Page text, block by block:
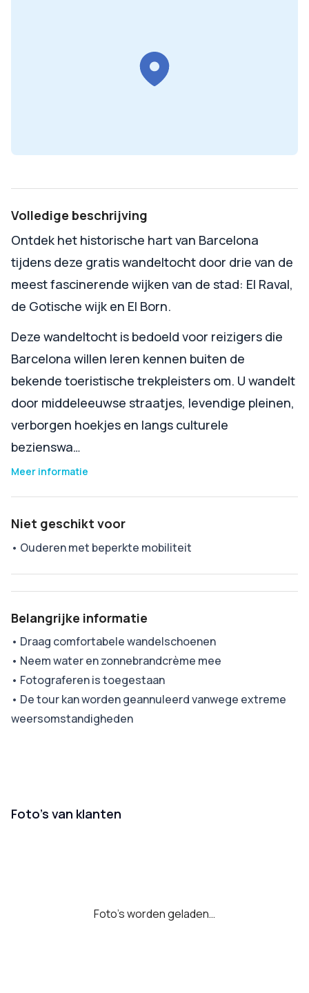
Volledige beschrijving
Ontdek het historische hart van Barcelona
tijdens deze gratis wandeltocht door drie van de
meest fascinerende wijken van de stad: El Raval,
de Gotische wijk en El Born.
Deze wandeltocht is bedoeld voor reizigers die
Barcelona willen leren kennen buiten de
bekende toeristische trekpleisters om. U wandelt
door middeleeuwse straatjes, levendige pleinen,
verborgen hoekjes en langs culturele
bezienswa…
Meer informatie
Niet geschikt voor
• Ouderen met beperkte mobiliteit
Belangrijke informatie
• Draag comfortabele wandelschoenen
• Neem water en zonnebrandcrème mee
• Fotograferen is toegestaan
• De tour kan worden geannuleerd vanwege extreme
weersomstandigheden
Foto’s van klanten
Foto's worden geladen…